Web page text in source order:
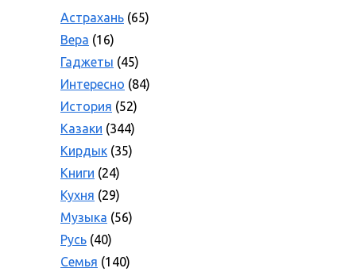
Астрахань (65)
Вера (16)
Гаджеты (45)
Интересно (84)
История (52)
Казаки (344)
Кирдык (35)
Книги (24)
Кухня (29)
Музыка (56)
Русь (40)
Семья (140)